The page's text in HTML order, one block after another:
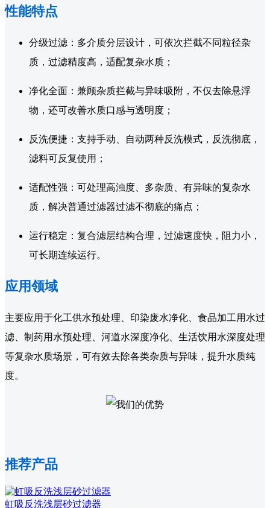
性能特点
分级过滤：多介质分层设计，可依次拦截不同粒径杂
质，过滤精度高，适配复杂水质；
净化全面：兼顾杂质拦截与异味吸附，不仅去除悬浮
物，还可改善水质口感与透明度；
反洗便捷：支持手动、自动两种反洗模式，反洗彻底，
滤料可反复使用；
适配性强：可处理高浊度、多杂质、有异味的复杂水
质，解决普通过滤器过滤不彻底的痛点；
运行稳定：复合滤层结构合理，过滤速度快，阻力小，
可长期连续运行。
应用领域
主要应用于化工供水预处理、印染废水净化、食品加工用水过
滤、制药用水预处理、河道水深度净化、生活饮用水深度处理
等复杂水质场景，可有效去除各类杂质与异味，提升水质纯
度。
推荐产品
虹吸反洗浅层砂过滤器